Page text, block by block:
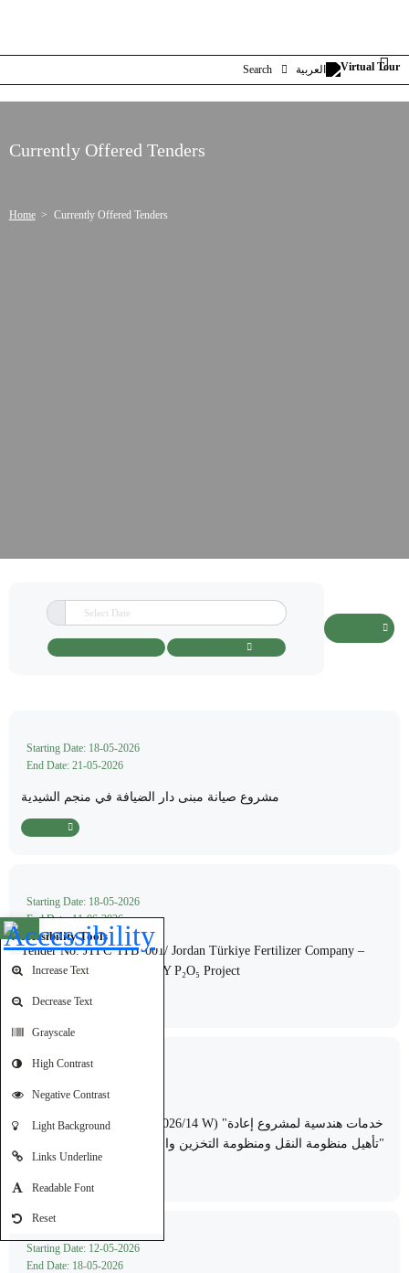
Open toolbar
Accessibility Tools
Increase Text
Decrease Text
Grayscale
High Contrast
Negative Contrast
Light Background
Links Underline
Readable Font
Reset
Search العربية
Currently Offered Tenders
Home Currently Offered Tenders
Completed
Tenders
Starting Date: 18-05-2026
End Date: 21-05-2026
مشروع صيانة مبنى دار الضيافة في منجم الشيدية
Read More
Starting Date: 18-05-2026
End Date: 11-06-2026
Tender No. JTFC_ITB_001/ Jordan Türkiye Fertilizer Company –
JTFC "JTFC 300,000 MTPY P₂O₅ Project
Read More
End Date: 18-05-2026
اعلان طرح العطاء رقم (T2026/14 W) "خدمات هندسية لمشروع إعادة
تأهيل منظومة النقل ومنظومة التخزين والسايلوهات في منجم الأبيض"
Starting Date: 12-05-2026
End Date: 18-05-2026